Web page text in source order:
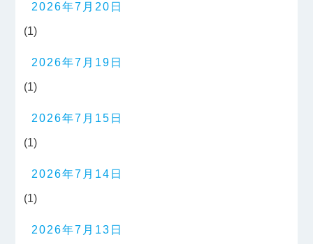
2026年7月20日
(1)
2026年7月19日
(1)
2026年7月15日
(1)
2026年7月14日
(1)
2026年7月13日